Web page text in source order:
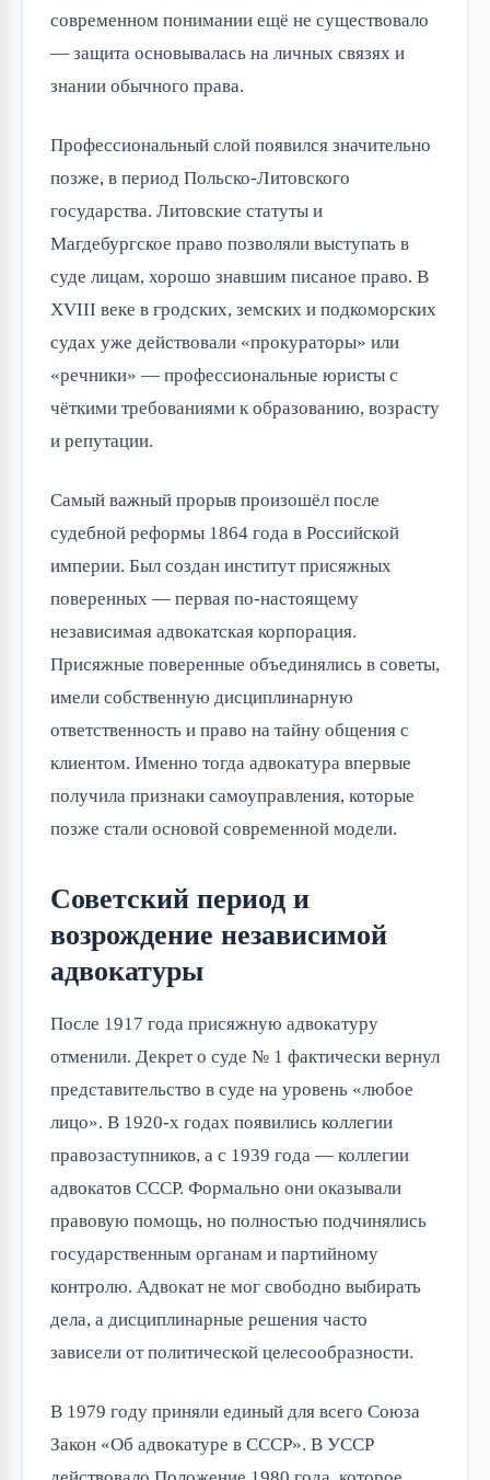
современном понимании ещё не существовало
— защита основывалась на личных связях и
знании обычного права.
Профессиональный слой появился значительно
позже, в период Польско-Литовского
государства. Литовские статуты и
Магдебургское право позволяли выступать в
суде лицам, хорошо знавшим писаное право. В
XVIII веке в гродских, земских и подкоморских
судах уже действовали «прокураторы» или
«речники» — профессиональные юристы с
чёткими требованиями к образованию, возрасту
и репутации.
Самый важный прорыв произошёл после
судебной реформы 1864 года в Российской
империи. Был создан институт присяжных
поверенных — первая по-настоящему
независимая адвокатская корпорация.
Присяжные поверенные объединялись в советы,
имели собственную дисциплинарную
ответственность и право на тайну общения с
клиентом. Именно тогда адвокатура впервые
получила признаки самоуправления, которые
позже стали основой современной модели.
Советский период и
возрождение независимой
адвокатуры
После 1917 года присяжную адвокатуру
отменили. Декрет о суде № 1 фактически вернул
представительство в суде на уровень «любое
лицо». В 1920-х годах появились коллегии
правозаступников, а с 1939 года — коллегии
адвокатов СССР. Формально они оказывали
правовую помощь, но полностью подчинялись
государственным органам и партийному
контролю. Адвокат не мог свободно выбирать
дела, а дисциплинарные решения часто
зависели от политической целесообразности.
В 1979 году приняли единый для всего Союза
Закон «Об адвокатуре в СССР». В УССР